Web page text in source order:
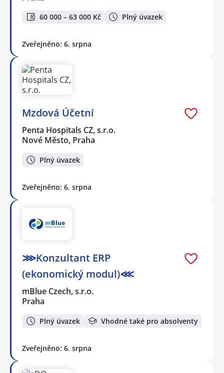
60 000 – 63 000 Kč Plný úvazek
Zveřejněno: 6. srpna
Mzdová Účetní
Penta Hospitals CZ, s.r.o.
Nové Město, Praha
Plný úvazek
Zveřejněno: 6. srpna
⋙Konzultant ERP
(ekonomický modul)⋘
mBlue Czech, s.r.o.
Praha
Plný úvazek Vhodné také pro absolventy
Zveřejněno: 6. srpna